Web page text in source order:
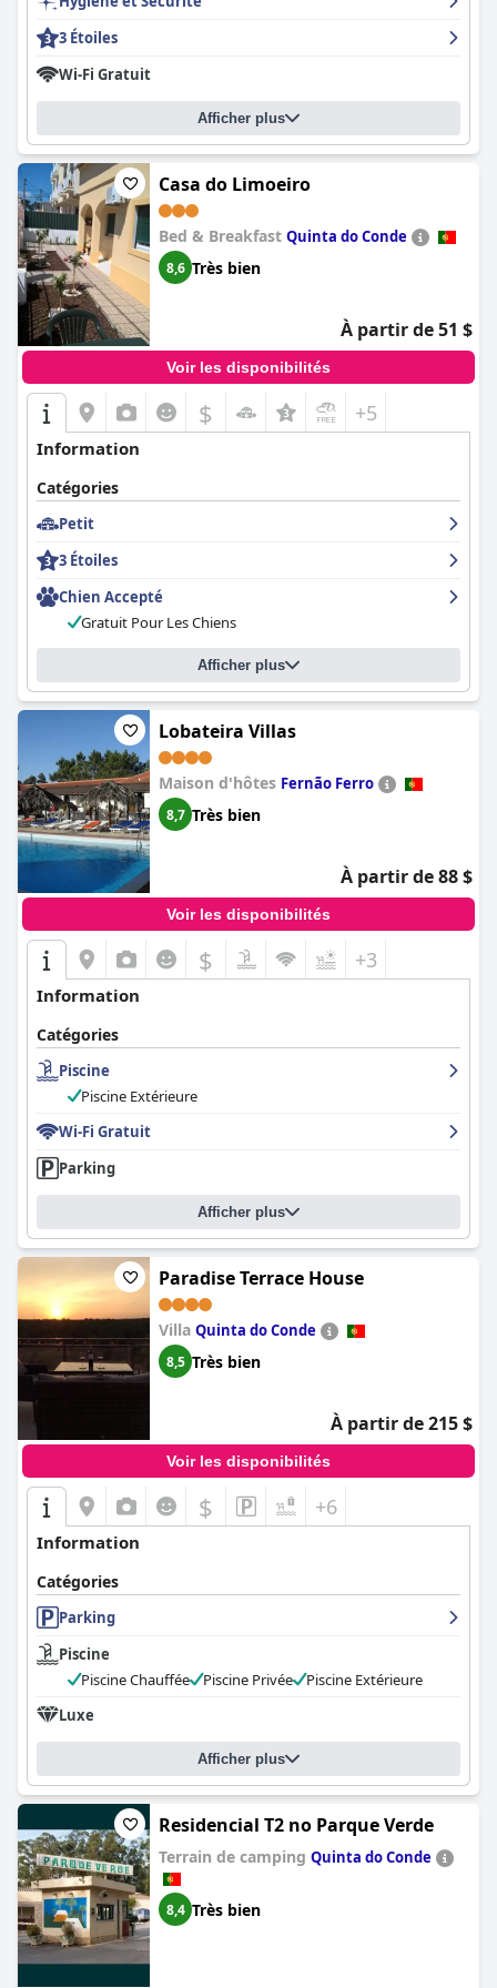
3 Étoiles
Wi-Fi Gratuit
Afficher plus
Casa do Limoeiro
Bed & Breakfast Quinta do Conde
8,6 Très bien
À partir de 51 $
Voir les disponibilités
$ +5
Information
Catégories
Petit
3 Étoiles
Chien Accepté
Gratuit Pour Les Chiens
Afficher plus
Lobateira Villas
Maison d'hôtes Fernão Ferro
8,7 Très bien
À partir de 88 $
Voir les disponibilités
$ +3
Information
Catégories
Piscine
Piscine Extérieure
Wi-Fi Gratuit
Parking
Afficher plus
Paradise Terrace House
Villa Quinta do Conde
8,5 Très bien
À partir de 215 $
Voir les disponibilités
$ +6
Information
Catégories
Parking
Piscine
Piscine Chauffée
Piscine Privée
Piscine Extérieure
Luxe
Afficher plus
Residencial T2 no Parque Verde
Terrain de camping Quinta do Conde
8,4 Très bien